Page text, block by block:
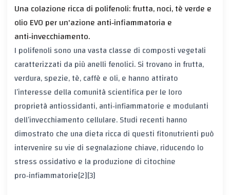
Una colazione ricca di polifenoli: frutta, noci, tè verde e
olio EVO per un'azione anti‑infiammatoria e
anti‑invecchiamento.
I polifenoli sono una vasta classe di composti vegetali
caratterizzati da più anelli fenolici. Si trovano in frutta,
verdura, spezie, tè, caffè e oli, e hanno attirato
l’interesse della comunità scientifica per le loro
proprietà antiossidanti, anti‑infiammatorie e modulanti
dell’invecchiamento cellulare. Studi recenti hanno
dimostrato che una dieta ricca di questi fitonutrienti può
intervenire su vie di segnalazione chiave, riducendo lo
stress ossidativo e la produzione di citochine
pro‑infiammatorie[2][3]